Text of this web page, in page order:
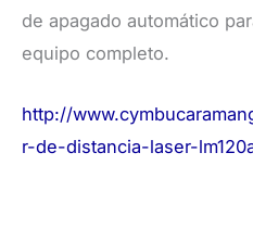
de apagado automático
equipo completo.
http://
r-de-distancia-laser-